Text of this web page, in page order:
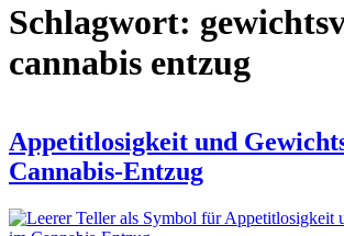
Schlagwort:
cannabis entzug
Appetitlosigkeit und
Cannabis-Entzug